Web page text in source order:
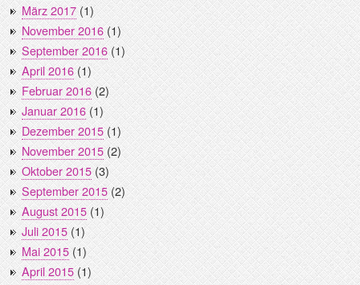
März 2017(1)
November 2016(1)
September 2016(1)
April 2016(1)
Februar 2016(2)
Januar 2016(1)
Dezember 2015(1)
November 2015(2)
Oktober 2015(3)
September 2015(2)
August 2015(1)
Juli 2015(1)
Mai 2015(1)
April 2015(1)